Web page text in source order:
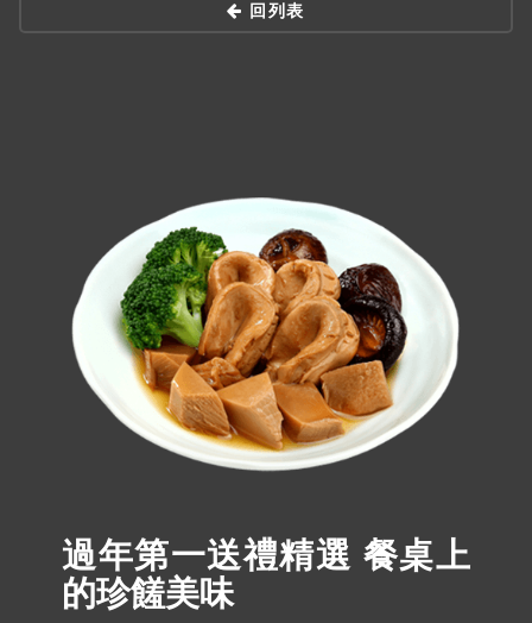
回列表
過年第一送禮精選 餐桌上
的珍饈美味